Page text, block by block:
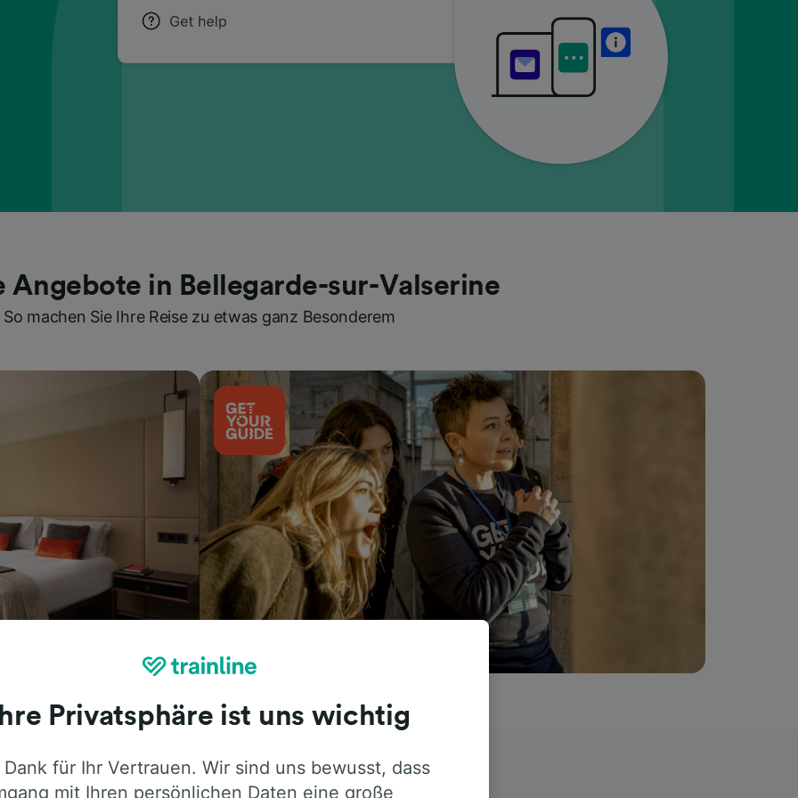
Angebote in Bellegarde-sur-Valserine
So machen Sie Ihre Reise zu etwas ganz Besonderem
ehrliche Meinung von Trainline-Nutzern
Ihre Privatsphäre ist uns wichtig
für Ihr Vertrauen. Wir sind uns bewusst, dass
mit Ihren persönlichen Daten eine große